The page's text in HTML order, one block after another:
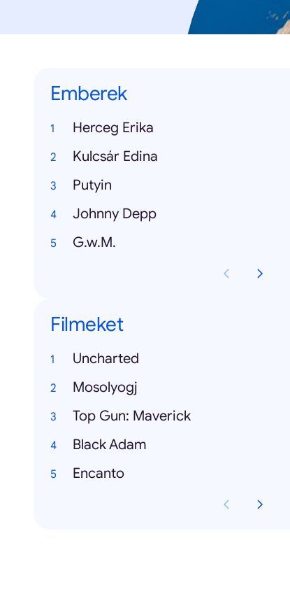
Emberek
Herceg Erika
Kulcsár Edina
Putyin
Johnny Depp
G.w.M.
Filmeket
Uncharted
Mosolyogj
Top Gun: Maverick
Black Adam
Encanto